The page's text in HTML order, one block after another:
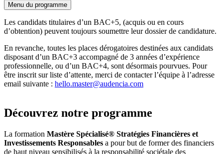
Menu du programme
Les candidats titulaires d’un BAC+5, (acquis ou en cours
d’obtention) peuvent toujours soumettre leur dossier de candidature.
En revanche, toutes les places dérogatoires destinées aux candidats
disposant d’un BAC+3 accompagné de 3 années d’expérience
professionnelle, ou d’un BAC+4, sont désormais pourvues. Pour
être inscrit sur liste d’attente, merci de contacter l’équipe à l’adresse
email suivante : hello.master@audencia.com
Découvrez notre programme
La formation Mastère Spécialisé® Stratégies Financières et
Investissements Responsables a pour but de former des financiers
de haut niveau sensibilisés à la responsabilité sociétale des